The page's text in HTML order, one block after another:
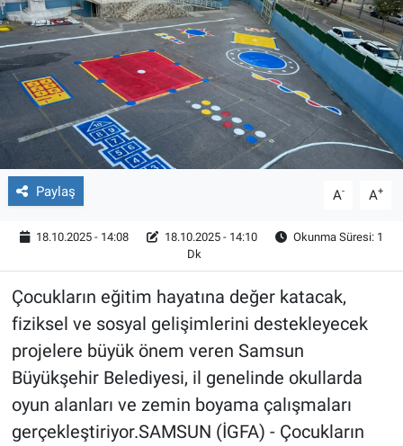
Paylaş A- A+
18.10.2025 - 14:08 18.10.2025 - 14:10
Okunma Süresi: 1
Dk
Çocukların eğitim hayatına değer katacak,
fiziksel ve sosyal gelişimlerini destekleyecek
projelere büyük önem veren Samsun
Büyükşehir Belediyesi, il genelinde okullarda
oyun alanları ve zemin boyama çalışmaları
gerçekleştiriyor.SAMSUN (İGFA) - Çocukların
Köşe Yazıları
Röportaj
Video Galeri
Haber Arşivi